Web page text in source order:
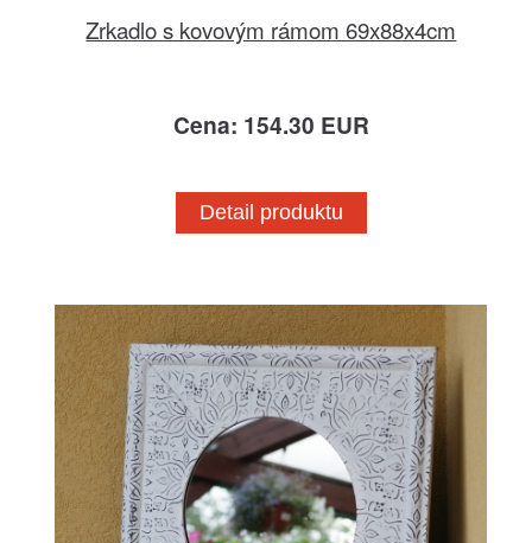
Zrkadlo s kovovým rámom 69x88x4cm
Cena: 154.30 EUR
Detail produktu